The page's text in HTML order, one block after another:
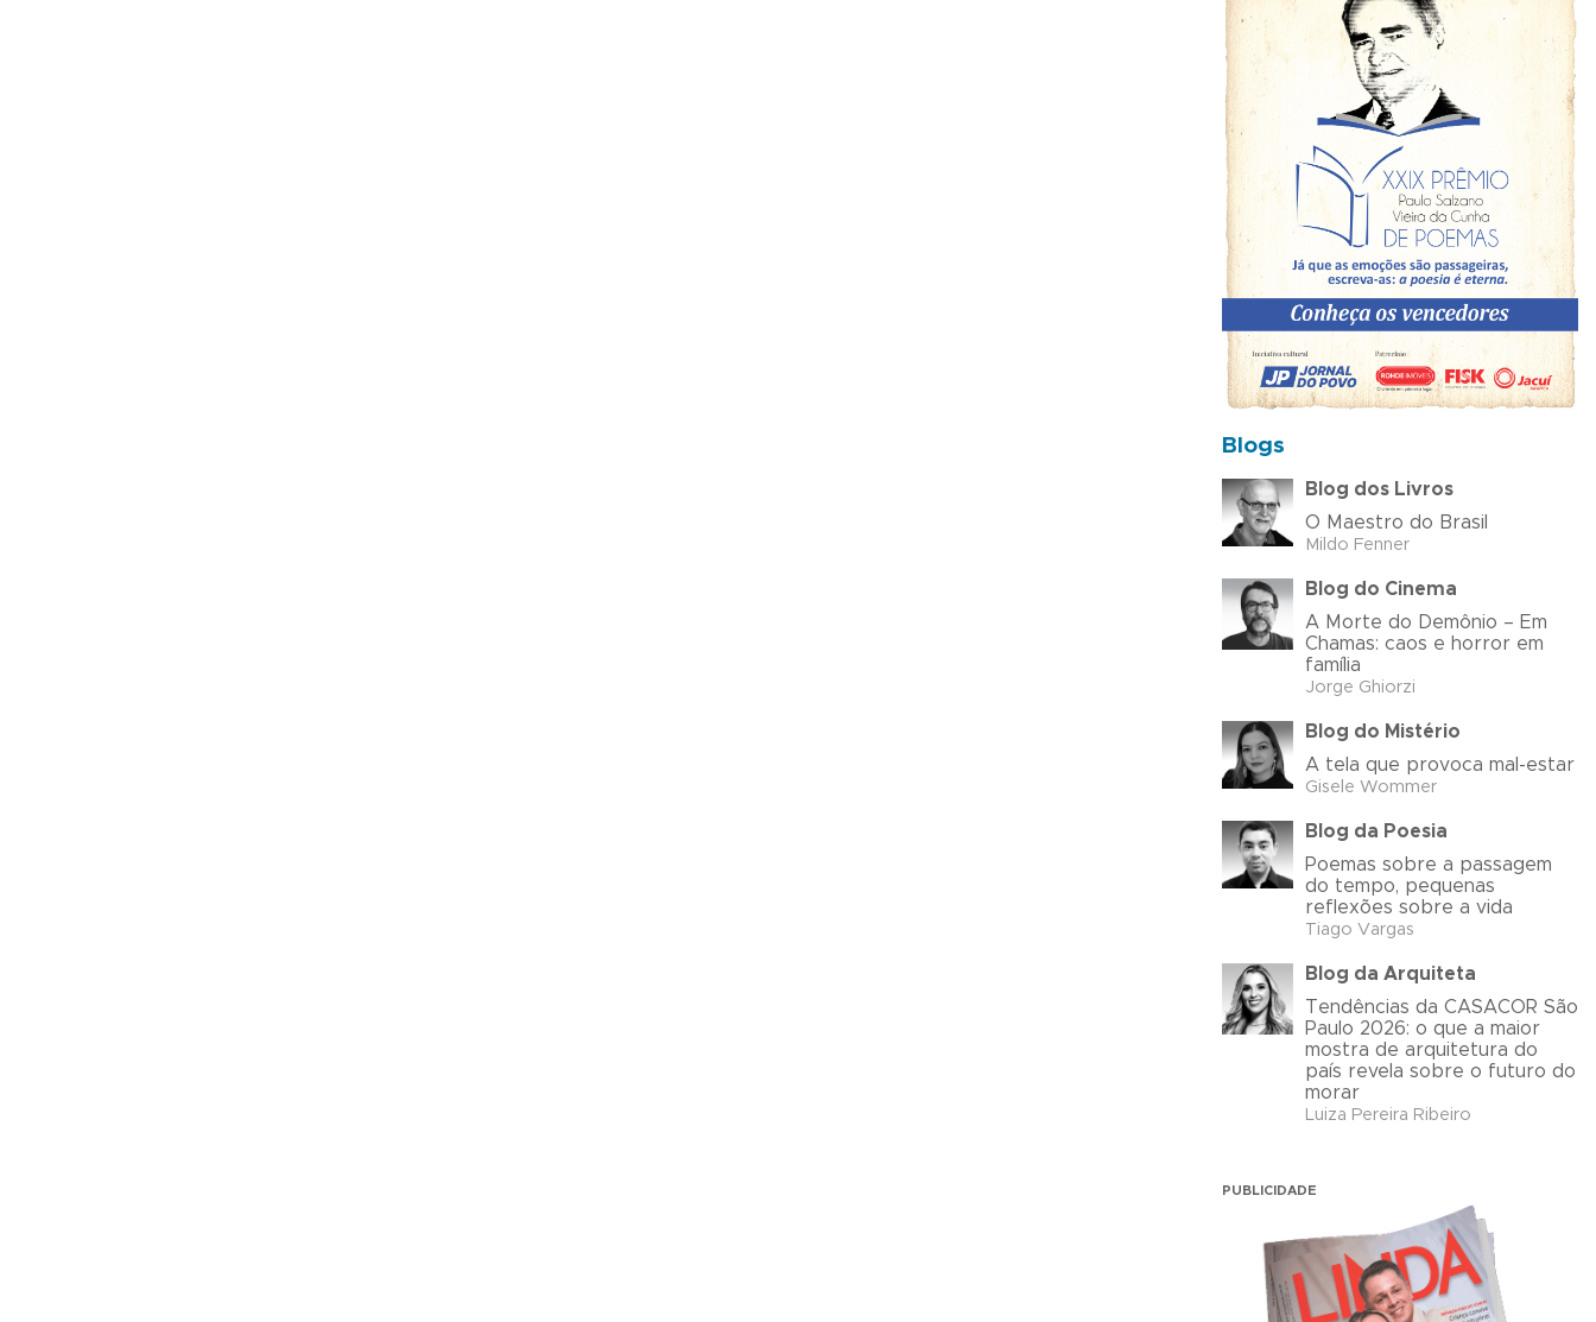
Blogs
Blog dos Livros
O Maestro do Brasil
Mildo Fenner
Blog do Cinema
A Morte do Demônio – Em
Chamas: caos e horror em
família
Jorge Ghiorzi
Blog do Mistério
A tela que provoca mal-estar
Gisele Wommer
Blog da Poesia
Poemas sobre a passagem
do tempo, pequenas
reflexões sobre a vida
Tiago Vargas
Blog da Arquiteta
Tendências da CASACOR São
Paulo 2026: o que a maior
mostra de arquitetura do
país revela sobre o futuro do
morar
Luiza Pereira Ribeiro
PUBLICIDADE